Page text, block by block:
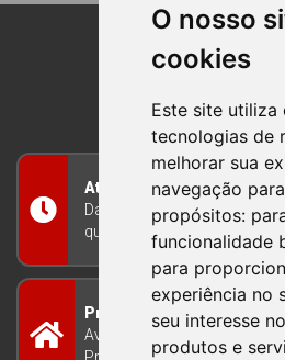
O nosso
cookies
Este site utiliza
tecnologias de
melhorar sua
navegação
propósitos:
funcionalidade
para
experiência no
seu interesse
produtos e
BOM
RIO GRANDE
Atendimento
Das 8h às 12h e das 13h às
quinta-feira, e nas sextas-
Prefeitura Municipal
Avenida Guilherme Winter 65